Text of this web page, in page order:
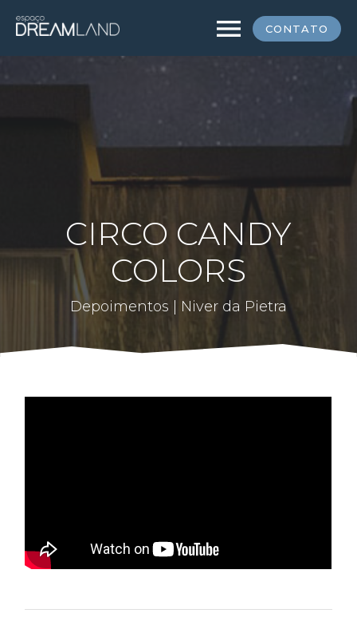
CONTATO
menu
CIRCO CANDY
COLORS
Depoimentos | Niver da Pietra